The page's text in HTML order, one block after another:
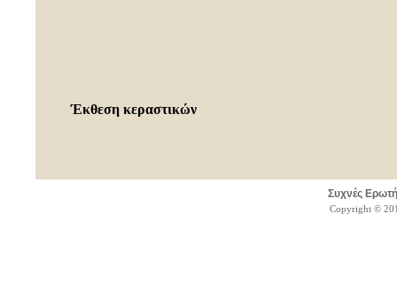
Έκθεση κεραστικών
Συχνές
Copyright ©